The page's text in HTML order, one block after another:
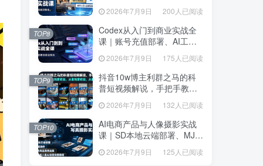
门店IP打造、爆款变现选
题、数字人无人出镜引流完
整教程
2026年7月9日 200人已阅读
Codex从入门到商业实战全
课｜账号充值部署、AI工具
联动、核心功能精讲、自动
化搭建、全站项目开发零基
础教程
2026年7月9日 175人已阅读
TOP8
抖音10w博主利群之马的科
普短视频解说，手把手教你
解锁伙伴计划+精选独家收
益，从素材到成片全流程
2026年7月9日 132人已阅读
TOP9
AI电商产品与人像摄影实战
课｜SD本地云端部署、MJ全
套操作、多品类商品商用出
图、创意风格人像AI绘图完
2026年7月9日 125人已阅读
TOP10
题、数字人无人出镜引流完
整教程
2026年7月9日 200人已阅读
Codex从入门到商业实战全
课｜账号充值部署、AI工具
化搭建、全站项目开发零基
础教程
2026年7月9日 175人已阅读
TOP8
抖音10w博主利群之马的科
普短视频解说，手把手教你
益，从素材到成片全流程
2026年7月9日 132人已阅读
TOP9
AI电商产品与人像摄影实战
课｜SD本地云端部署、MJ全
图、创意风格人像AI绘图完
2026年7月9日 125人已阅读
TOP10